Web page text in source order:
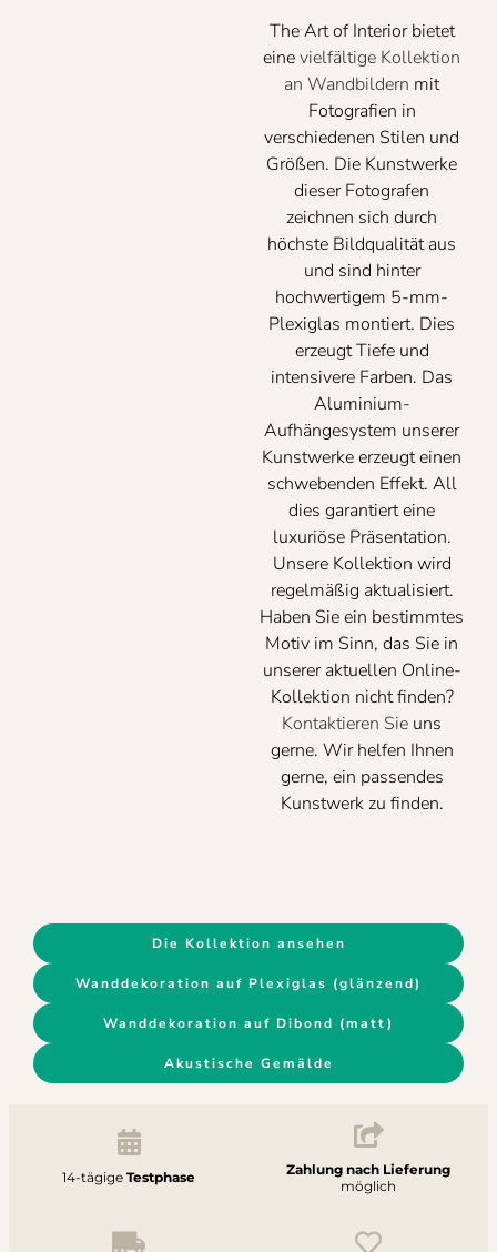
The Art of Interior bietet
einevielfältige Kollektion
an Wandbildern mit
Fotografien in
verschiedenen Stilen und
Größen. Die Kunstwerke
dieser Fotografen
zeichnen sich durch
höchste Bildqualität aus
und sind hinter
hochwertigem 5-mm-
Plexiglas montiert. Dies
erzeugt Tiefe und
intensivere Farben. Das
Aluminium-
Aufhängesystem unserer
Kunstwerke erzeugt einen
schwebenden Effekt. All
dies garantiert eine
luxuriöse Präsentation.
Unsere Kollektion wird
regelmäßig aktualisiert.
Haben Sie ein bestimmtes
Motiv im Sinn, das Sie in
unserer aktuellen Online-
Kollektion nicht finden?
Kontaktieren Sie uns
gerne. Wir helfen Ihnen
gerne, ein passendes
Kunstwerk zu finden.
Die Kollektion ansehen
Wanddekoration auf Plexiglas (glänzend)
Wanddekoration auf Dibond (matt)
Akustische Gemälde
14-tägige Testphase
Zahlung nach Lieferung
möglich